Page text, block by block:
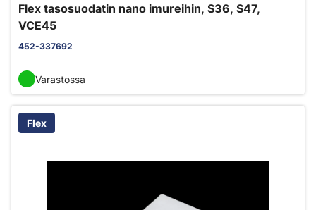
Flex tasosuodatin nano imureihin, S36, S47,
VCE45
452-337692
Varastossa
Flex